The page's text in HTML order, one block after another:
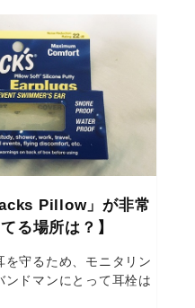
Pillow」が非常
る場所は？】
を守るため、モニタリン
ンドマンにとって耳栓は